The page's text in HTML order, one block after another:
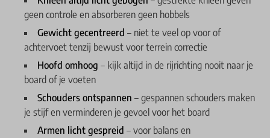
geen controle en absorberen geen hobbels
Gewicht gecentreerd – niet te veel op voor of
achtervoet tenzij bewust voor terrein correctie
Hoofd omhoog – kijk altijd in de rijrichting nooit naar je
board of je voeten
Schouders ontspannen – gespannen schouders maken
je stijf en verminderen je gevoel voor het board
Armen licht gespreid – voor balans en